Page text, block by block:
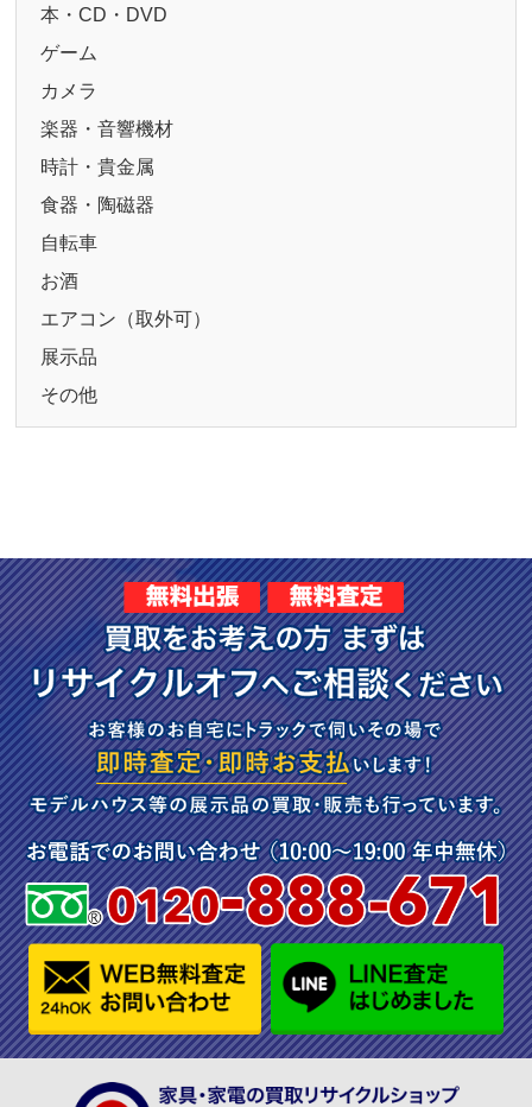
本・CD・DVD
ゲーム
カメラ
楽器・音響機材
時計・貴金属
食器・陶磁器
自転車
お酒
エアコン（取外可）
展示品
その他